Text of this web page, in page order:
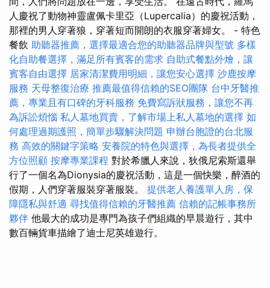
人慶祝了動物神靈盧佩卡里亞（Lupercalia）的慶祝活動，
那裡的男人穿著狼，穿著短而開朗的衣服穿著婦女。 - 特色
餐飲 助聽器推薦，選擇最適合您的助聽器品牌與型號 多樣
化自助餐選擇，滿足所有賓客的需求 自助式餐點外燴，讓
賓客自由選擇 居家清潔費用明細，讓您安心選擇 沙鹿按摩
服務 天母整復治療 推薦最值得信賴的SEO團隊 台中牙醫推
薦，專業且有口碑的牙科服務 免費寫訴狀服務，讓您不再
為訴訟煩惱 私人墓地買賣，了解市場上私人墓地的選擇 如
何處理過期護照，簡單步驟解決問題 申辦台胞證的台北服
務 高效的關鍵字策略 安養院的特色與選擇，為長者提供全
方位照顧 按摩專業課程 對於希臘人來說，狄俄尼索斯還舉
行了一個名為Dionysia的慶祝活動，這是一個快樂，醉酒的
假期，人們穿著服裝穿著服裝。 提供老人養護單人房，保
障隱私與舒適 尋找值得信賴的牙醫推薦 信賴的記帳事務所
夥伴 他最大的成功是專門為孩子們組織的早晨遊行，其中
數百輛貨車描繪了迪士尼英雄遊行。